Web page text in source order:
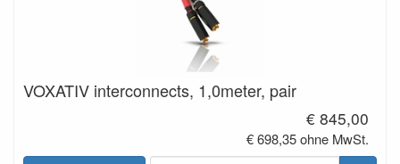
VOXATIV interconnects, 1,0meter, pair
€ 845,00
€ 698,35 ohne MwSt.